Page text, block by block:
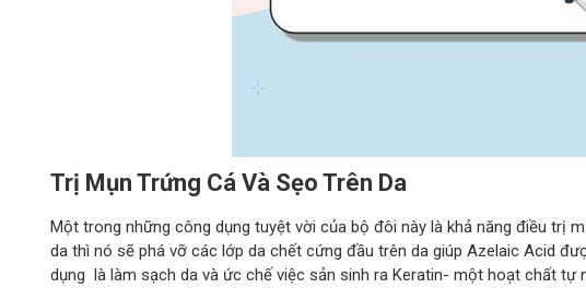
Trị Mụn Trứng Cá Và Sẹo Trên Da
Một trong những công dụng tuyệt vời của bộ đôi này là khả năng điều trị
da thì nó sẽ phá vỡ các lớp da chết cứng đầu trên da giúp Azelaic Acid
dụng là làm sạch da và ức chế việc sản sinh ra Keratin- một hoạt chất